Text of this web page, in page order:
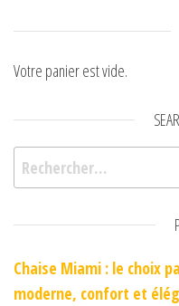
Votre panier est vide.
Rechercher :
Chaise Miami : le choix
moderne, confort et